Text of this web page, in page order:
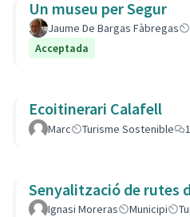
Un museu per Segur
Jaume De Bargas Fàbregas
Acceptada
Ecoitinerari Calafell
Marc Turisme Sostenible 1
Senyalització de rutes
Ignasi Moreras Municipi